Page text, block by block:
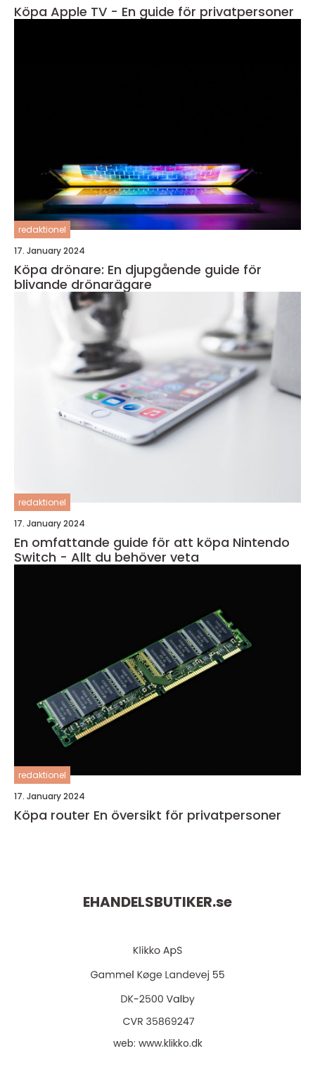
Köpa Apple TV - En guide för privatpersoner
redaktionel
17. January 2024
Köpa drönare: En djupgående guide för
blivande drönarägare
redaktionel
17. January 2024
En omfattande guide för att köpa Nintendo
Switch - Allt du behöver veta
redaktionel
17. January 2024
Köpa router En översikt för privatpersoner
EHANDELSBUTIKER.se
web: www.klikko.dk